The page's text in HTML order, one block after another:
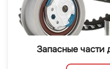
Запасные части